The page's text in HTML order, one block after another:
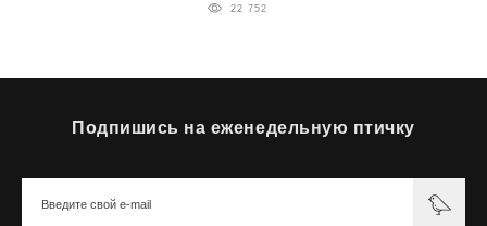
22 752
Подпишись на еженедельную птичку